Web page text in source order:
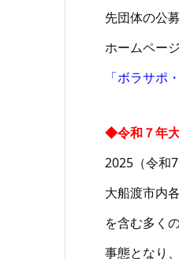
先団体の公
ホームペー
「ボラサポ
◆令和７年
2025（令和
大船渡市内
を含む多く
事態となり